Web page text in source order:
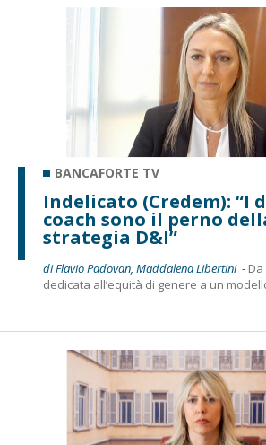
BANCAFORTE TV
Indelicato (Credem): “I
coach sono il perno
strategia D&I”
di Flavio Padovan, Maddalena Libertini -
dedicata all’equità di genere a un